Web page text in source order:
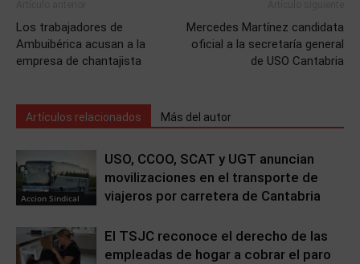
Los trabajadores de
Ambuibérica acusan a la
empresa de chantajista
Mercedes Martínez candidata
oficial a la secretaría general
de USO Cantabria
Artículos relacionados Más del autor
Accion Sindical
USO, CCOO, SCAT y UGT anuncian
movilizaciones en el transporte de
viajeros por carretera de Cantabria
El TSJC reconoce el derecho de las
empleadas de hogar a cobrar el paro